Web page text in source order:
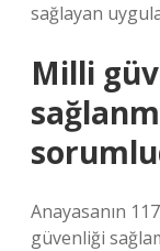
sağlayan
Milli
Anayasanın
güvenliği